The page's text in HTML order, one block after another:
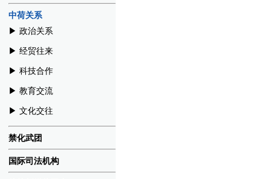
中荷关系
▶︎ 政治关系
▶︎ 经贸往来
▶︎ 科技合作
▶︎ 教育交流
▶︎ 文化交往
禁化武团
国际司法机构